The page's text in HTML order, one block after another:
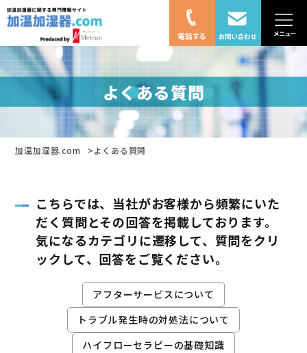
よくある質問
加温加湿器.com よくある質問
こちらでは、当社がお客様から頻繁にいた
だく質問とその回答を掲載しております。
気になるカテゴリに遷移して、質問をクリ
ックして、回答をご覧ください。
アフターサービスについて
トラブル発生時の対処法について
ハイフローセラピーの基礎知識